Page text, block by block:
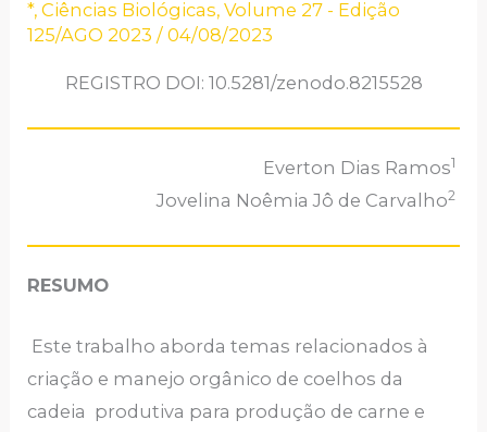
*,Ciências Biológicas,Volume 27 - Edição
125/AGO 2023 /04/08/2023
REGISTRO DOI: 10.5281/zenodo.8215528
Everton Dias Ramos1
Jovelina Noêmia Jô de Carvalho2
RESUMO
Este trabalho aborda temas relacionados à
criação e manejo orgânico de coelhos da
cadeia produtiva para produção de carne e